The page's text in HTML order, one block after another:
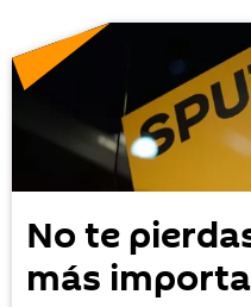
No te
más